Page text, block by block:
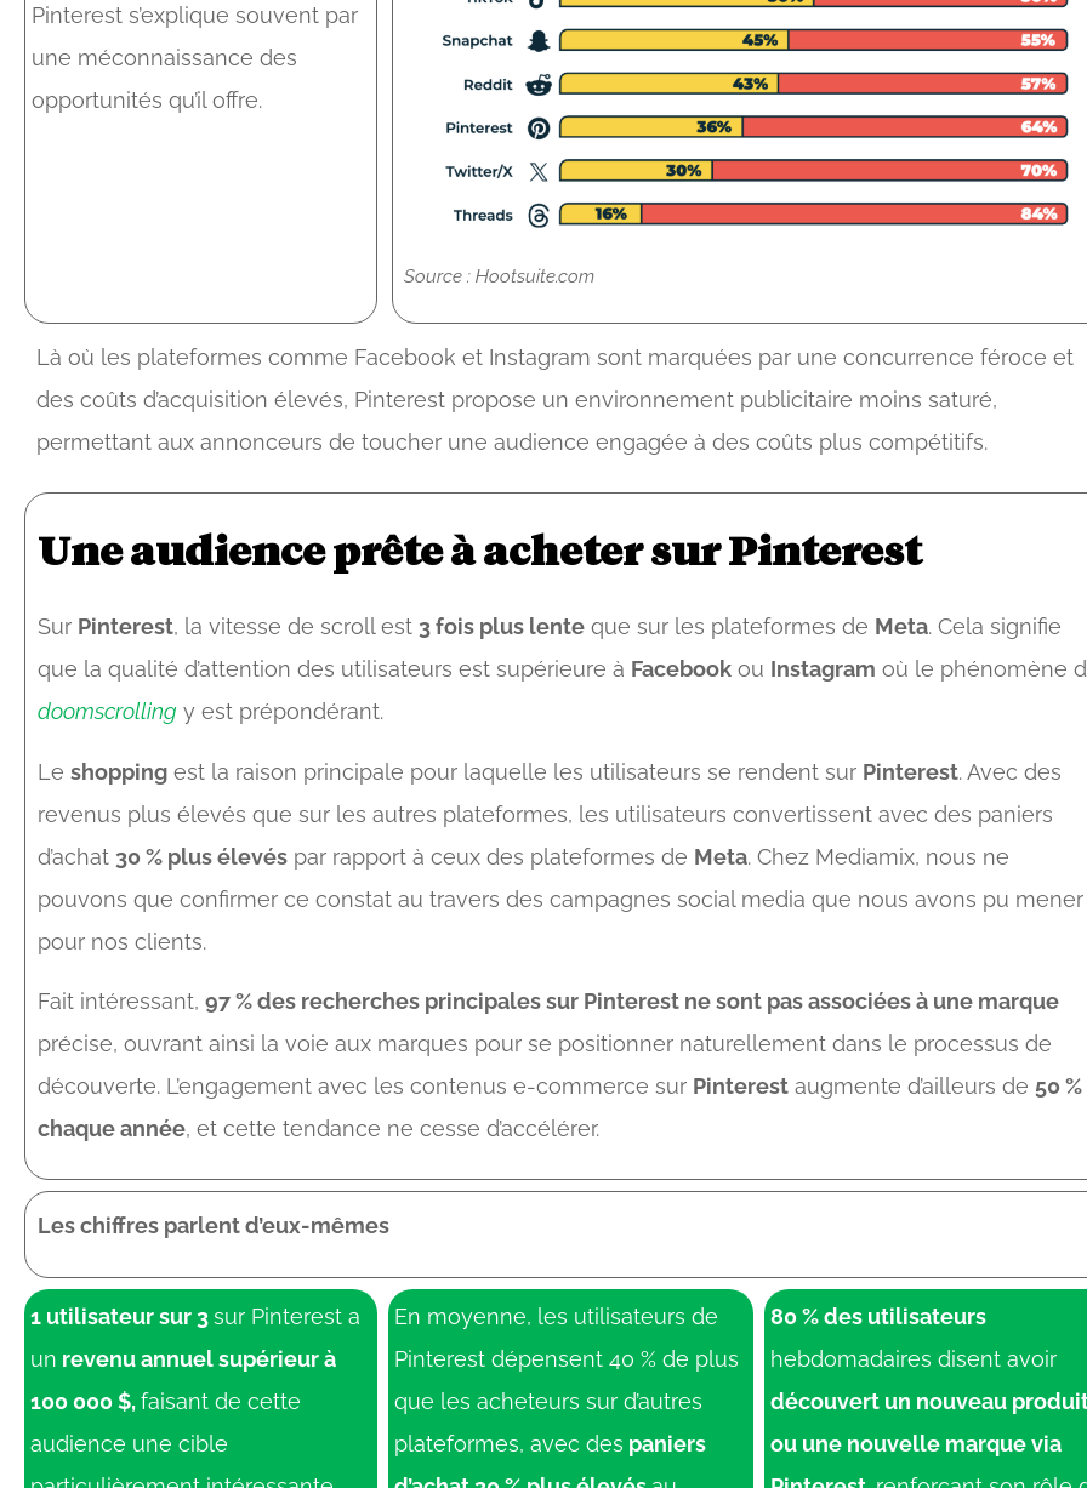
Pinterest s’explique souvent par
une méconnaissance des
opportunités qu’il offre.
Source : Hootsuite.com
Là où les plateformes comme Facebook et Instagram sont marquées par une concurrence féroce et
des coûts d’acquisition élevés, Pinterest propose un environnement publicitaire moins saturé,
permettant aux annonceurs de toucher une audience engagée à des coûts plus compétitifs.
Une audience prête à acheter sur Pinterest
Sur Pinterest, la vitesse de scroll est 3 fois plus lente que sur les plateformes de Meta. Cela signifie
que la qualité d’attention des utilisateurs est supérieure à Facebook ou Instagram où le phénomène
doomscrolling y est prépondérant.
Le shopping est la raison principale pour laquelle les utilisateurs se rendent sur Pinterest. Avec des
revenus plus élevés que sur les autres plateformes, les utilisateurs convertissent avec des paniers
d’achat 30 % plus élevés par rapport à ceux des plateformes de Meta. Chez Mediamix, nous ne
pouvons que confirmer ce constat au travers des campagnes social media que nous avons pu mener
pour nos clients.
Fait intéressant, 97 % des recherches principales sur Pinterest ne sont pas associées à une marque
précise, ouvrant ainsi la voie aux marques pour se positionner naturellement dans le processus de
découverte. L’engagement avec les contenus e-commerce sur Pinterest augmente d’ailleurs de 50 %
chaque année, et cette tendance ne cesse d’accélérer.
Les chiffres parlent d’eux-mêmes
1 utilisateur sur 3sur Pinterest a
un revenu annuel supérieur à
100 000 $,faisant de cette
audience une cible
En moyenne, les utilisateurs de
Pinterest dépensent 40 % de plus
que les acheteurs sur d’autres
plateformes, avec des paniers
80 % des utilisateurs
hebdomadaires disent avoir
découvert un nouveau
ou une nouvelle marque via